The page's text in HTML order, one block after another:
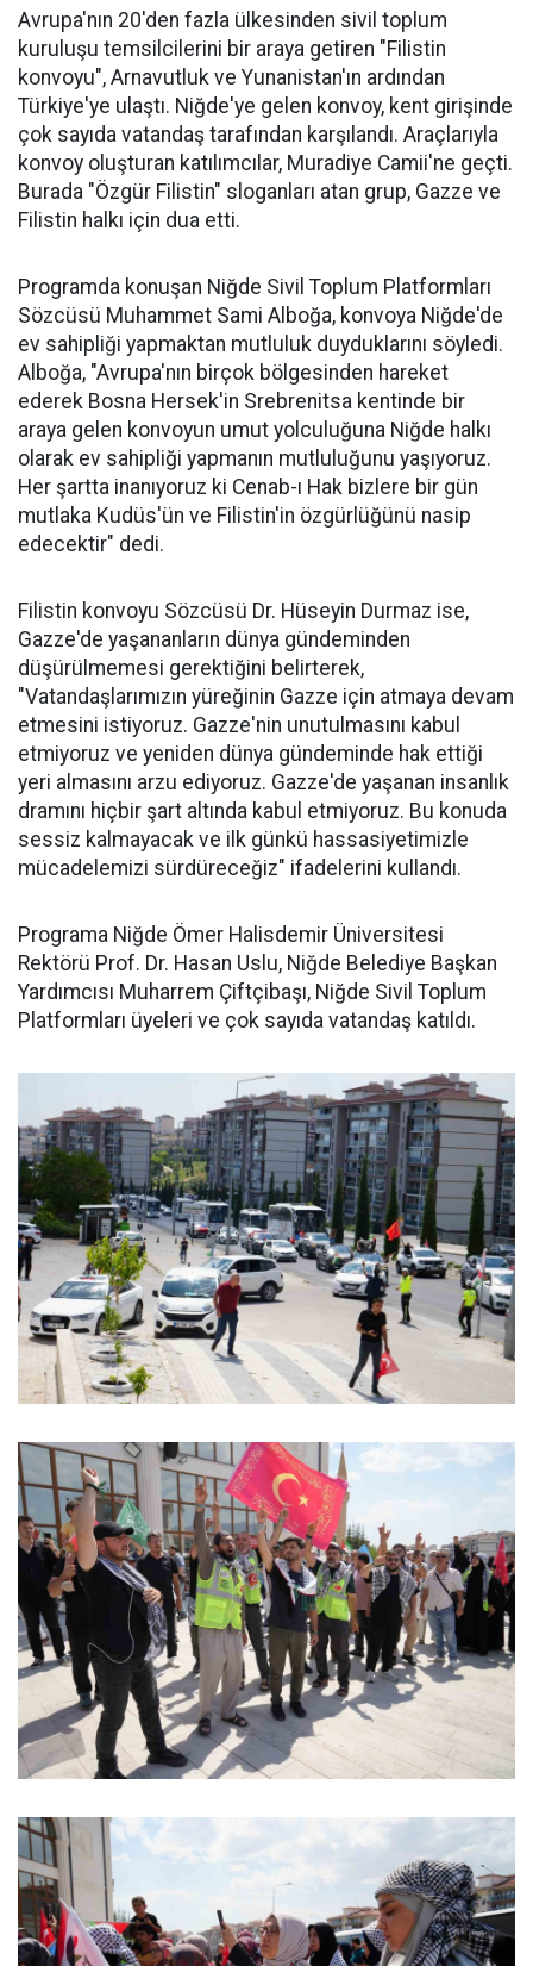
Avrupa'nın 20'den fazla ülkesinden sivil toplum
kuruluşu temsilcilerini bir araya getiren "Filistin
konvoyu", Arnavutluk ve Yunanistan'ın ardından
Türkiye'ye ulaştı. Niğde'ye gelen konvoy, kent girişinde
çok sayıda vatandaş tarafından karşılandı. Araçlarıyla
konvoy oluşturan katılımcılar, Muradiye Camii'ne geçti.
Burada "Özgür Filistin" sloganları atan grup, Gazze ve
Filistin halkı için dua etti.
Programda konuşan Niğde Sivil Toplum Platformları
Sözcüsü Muhammet Sami Alboğa, konvoya Niğde'de
ev sahipliği yapmaktan mutluluk duyduklarını söyledi.
Alboğa, "Avrupa'nın birçok bölgesinden hareket
ederek Bosna Hersek'in Srebrenitsa kentinde bir
araya gelen konvoyun umut yolculuğuna Niğde halkı
olarak ev sahipliği yapmanın mutluluğunu yaşıyoruz.
Her şartta inanıyoruz ki Cenab-ı Hak bizlere bir gün
mutlaka Kudüs'ün ve Filistin'in özgürlüğünü nasip
edecektir" dedi.
Filistin konvoyu Sözcüsü Dr. Hüseyin Durmaz ise,
Gazze'de yaşananların dünya gündeminden
düşürülmemesi gerektiğini belirterek,
"Vatandaşlarımızın yüreğinin Gazze için atmaya devam
etmesini istiyoruz. Gazze'nin unutulmasını kabul
etmiyoruz ve yeniden dünya gündeminde hak ettiği
yeri almasını arzu ediyoruz. Gazze'de yaşanan insanlık
dramını hiçbir şart altında kabul etmiyoruz. Bu konuda
sessiz kalmayacak ve ilk günkü hassasiyetimizle
mücadelemizi sürdüreceğiz" ifadelerini kullandı.
Programa Niğde Ömer Halisdemir Üniversitesi
Rektörü Prof. Dr. Hasan Uslu, Niğde Belediye Başkan
Yardımcısı Muharrem Çiftçibaşı, Niğde Sivil Toplum
Platformları üyeleri ve çok sayıda vatandaş katıldı.